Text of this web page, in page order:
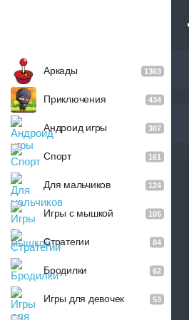
Аркады 1363
Приключения 434
Андроид игры 307
Спорт 161
Для мальчиков 124
Игры с мышкой 105
Стратегии 84
Бродилки 62
Игры для девочек 53